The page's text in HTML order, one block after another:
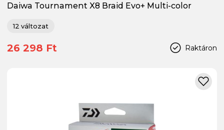
Daiwa Tournament X8 Braid Evo+ Multi-color
12 változat
Raktáron
26 298 Ft